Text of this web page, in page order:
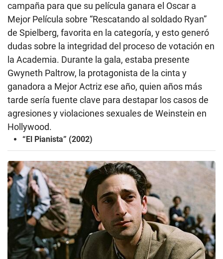
campaña para que su película ganara el Oscar a
Mejor Película sobre “Rescatando al soldado Ryan”
de Spielberg, favorita en la categoría, y esto generó
dudas sobre la integridad del proceso de votación en
la Academia. Durante la gala, estaba presente
Gwyneth Paltrow, la protagonista de la cinta y
ganadora a Mejor Actriz ese año, quien años más
tarde sería fuente clave para destapar los casos de
agresiones y violaciones sexuales de Weinstein en
Hollywood.
“El Pianista” (2002)